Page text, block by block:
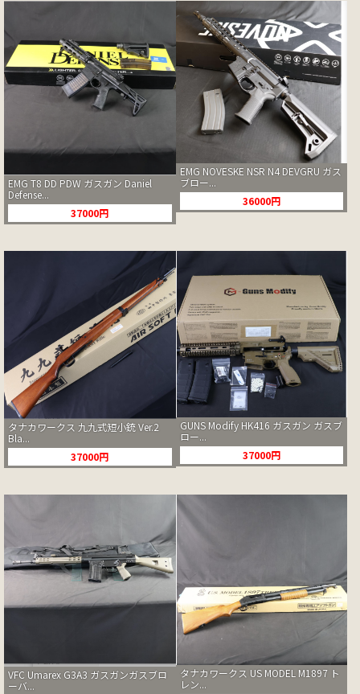
EMG T8 DD PDW ガスガン Daniel
Defense...
37000円
EMG NOVESKE NSR N4 DEVGRU ガス
ブロー...
36000円
タナカワークス 九九式短小銃 Ver.2
Bla...
37000円
GUNS Modify HK416 ガスガン ガスブ
ロー...
37000円
VFC Umarex G3A3 ガスガンガスブロ
ーバ...
タナカワークス US MODEL M1897 ト
レン...